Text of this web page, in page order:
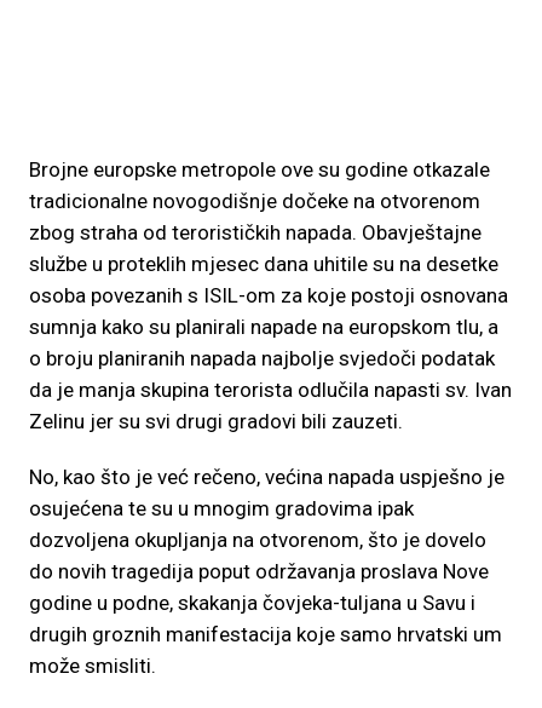
Brojne europske metropole ove su godine otkazale
tradicionalne novogodišnje dočeke na otvorenom
zbog straha od terorističkih napada. Obavještajne
službe u proteklih mjesec dana uhitile su na desetke
osoba povezanih s ISIL-om za koje postoji osnovana
sumnja kako su planirali napade na europskom tlu, a
o broju planiranih napada najbolje svjedoči podatak
da je manja skupina terorista odlučila napasti sv. Ivan
Zelinu jer su svi drugi gradovi bili zauzeti.
No, kao što je već rečeno, većina napada uspješno je
osujećena te su u mnogim gradovima ipak
dozvoljena okupljanja na otvorenom, što je dovelo
do novih tragedija poput održavanja proslava Nove
godine u podne, skakanja čovjeka-tuljana u Savu i
drugih groznih manifestacija koje samo hrvatski um
može smisliti.